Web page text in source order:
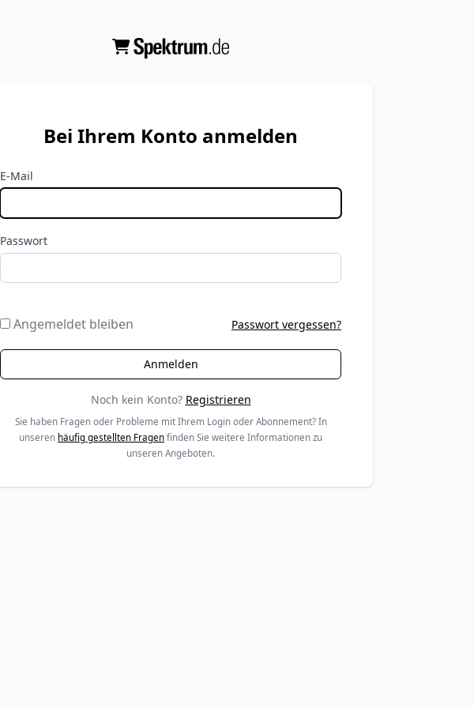
Bei Ihrem Konto anmelden
E-Mail
Passwort
Angemeldet bleiben Passwort vergessen?
Noch kein Konto? Registrieren
Sie haben Fragen oder Probleme mit Ihrem Login oder Abonnement? In
unseren häufig gestellten Fragen finden Sie weitere Informationen zu
unseren Angeboten.